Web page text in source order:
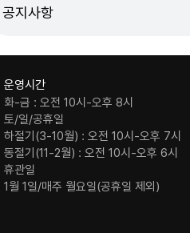
공지사항
운영시간
화-금 : 오전 10시-오후 8시
토/일/공휴일
하절기(3-10월) : 오전 10시-오후 7시
동절기(11-2월) : 오전 10시-오후 6시
휴관일
1월 1일/매주 월요일(공휴일 제외)